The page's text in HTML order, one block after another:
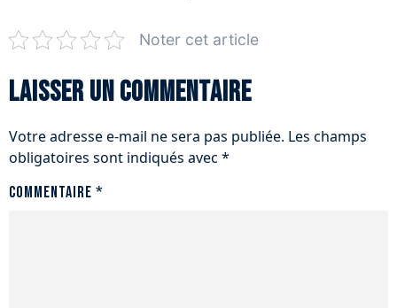
Noter cet article
Laisser un commentaire
Votre adresse e-mail ne sera pas publiée. Les champs
obligatoires sont indiqués avec *
Commentaire *